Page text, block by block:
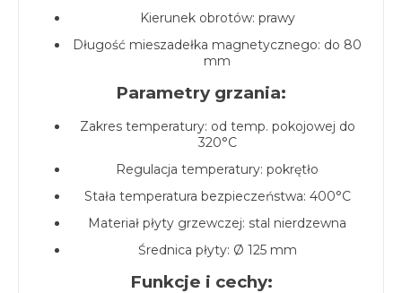
Kierunek obrotów: prawy
Długość mieszadełka magnetycznego: do 80
mm
Parametry grzania:
Zakres temperatury: od temp. pokojowej do
320°C
Regulacja temperatury: pokrętło
Stała temperatura bezpieczeństwa: 400°C
Materiał płyty grzewczej: stal nierdzewna
Średnica płyty: Ø 125 mm
Funkcje i cechy: